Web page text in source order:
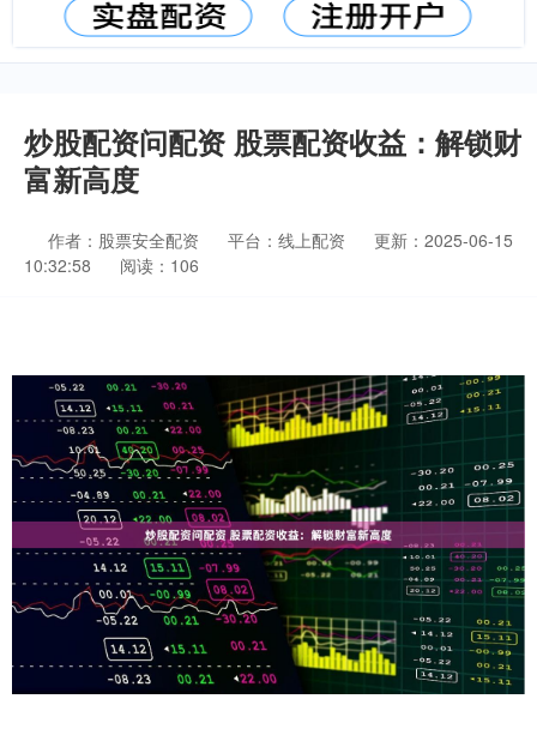
炒股配资问配资 股票配资收益：解锁财
富新高度
作者：股票安全配资 平台：线上配资
更新：2025-06-15
10:32:58
阅读：106